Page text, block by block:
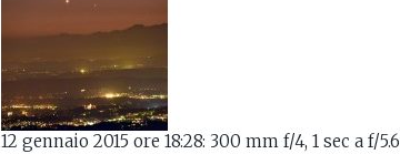
12 gennaio 2015 ore 18:28: 300 mm f/4, 1 sec a f/